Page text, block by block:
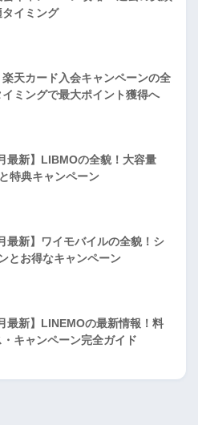
イミング
楽天カード入会キャンペーンの全
ミングで最大ポイント獲得へ
最新】LIBMOの全貌！大容量
特典キャンペーン
最新】ワイモバイルの全貌！シ
とお得なキャンペーン
最新】LINEMOの最新情報！料
キャンペーン完全ガイド